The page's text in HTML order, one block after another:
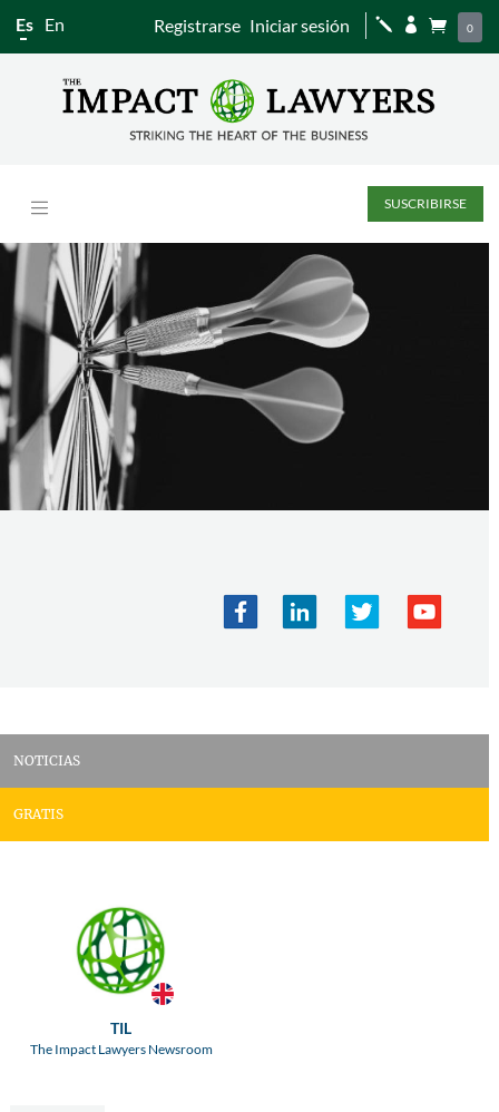
Es En Registrarse Iniciar sesión j   0
SUSCRIBIRSE
NOTICIAS
GRATIS
TIL
The Impact Lawyers Newsroom